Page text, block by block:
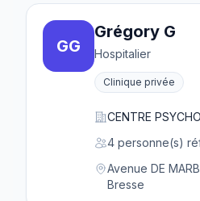
GG
Grégory G
Hospitalier
Clinique privée
CENTRE
4 personne(s)
Avenue DE
Bresse